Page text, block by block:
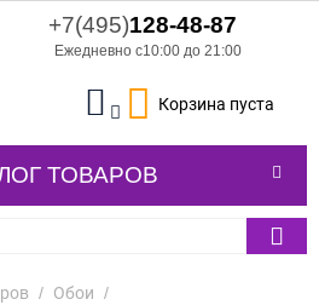
+7(495)128-48-87
Ежедневно с10:00 до 21:00
Корзина пуста
ТОВАРОВ
/ Обои /